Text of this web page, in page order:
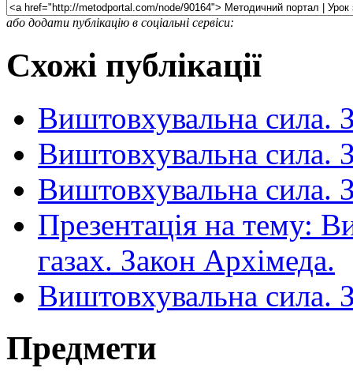
або додати публікацію в соціальні сервіси:
Схожі публікації
Виштовхувальна сила.
Виштовхувальна сила.
Виштовхувальна сила.
Презентація на тему:
газах. Закон Архімеда.
Виштовхувальна сила.
Предмети